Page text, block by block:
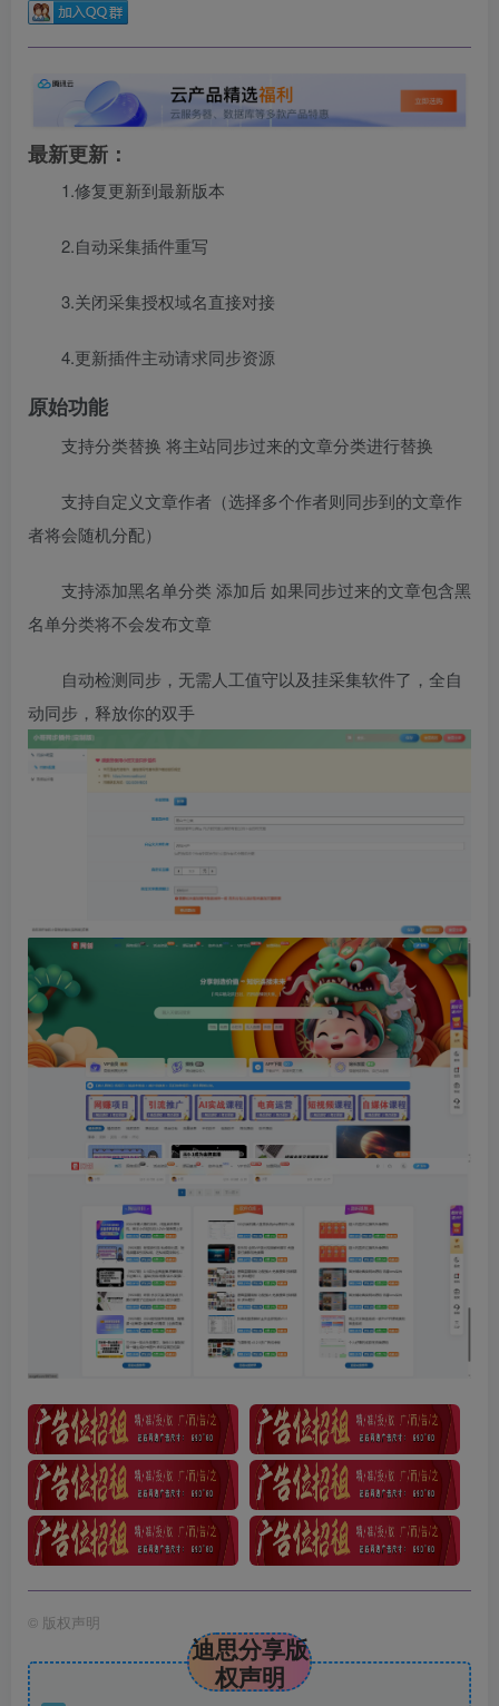
最新更新：
1.修复更新到最新版本
2.自动采集插件重写
3.关闭采集授权域名直接对接
4.更新插件主动请求同步资源
原始功能
支持分类替换 将主站同步过来的文章分类进行替换
支持自定义文章作者（选择多个作者则同步到的文章作
者将会随机分配）
支持添加黑名单分类 添加后 如果同步过来的文章包含黑
名单分类将不会发布文章
自动检测同步，无需人工值守以及挂采集软件了，全自
动同步，释放你的双手
© 版权声明
迪思分享版
权声明